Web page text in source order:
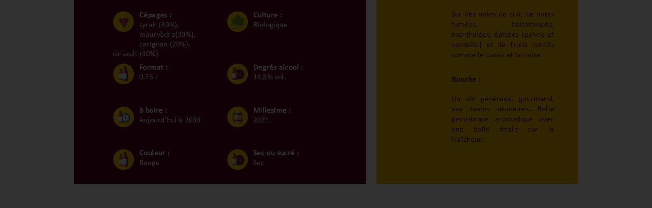
Cépages :
syrah (40%),
mourvèdre(30%),
carignan (20%),
cinsault (10%)
Culture :
Biologique
Format :
0,75 l
Degrés alcool :
14,5% vol.
à boire :
Aujourd'hui à 2030
Millesime :
2021
Couleur :
Rouge
Sec ou sucré :
Sec
Sur des notes de cuir, de notes
fumées, balsamiques,
mentholées, épicées (poivre et
cannelle) et de fruits confits
comme le cassis et la mûre.
Bouche :
Un vin généreux, gourmand,
aux tanins structurés. Belle
persistance aromatique avec
une belle finale sur la
fraîcheur.